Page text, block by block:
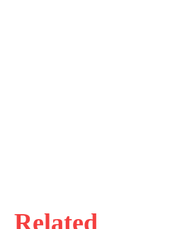
Related